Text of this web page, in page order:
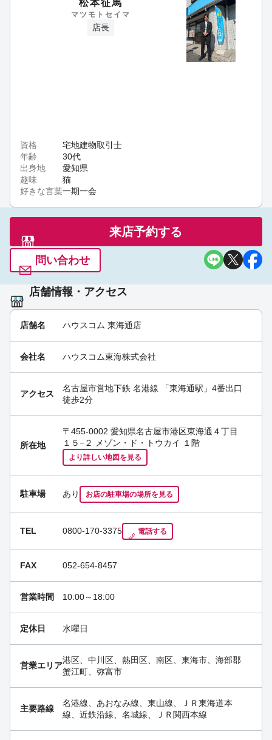
毎週水曜日以外は営業しております！[ハウスコム 東
06:42 pm Jul 27th
今週末はぜひお部屋探しにご来店ください！[ハウス
松本征馬
マツモトセイマ
店長
資格
宅地建物取引士
年齢
30代
出身地
愛知県
趣味
猫
好きな言葉一期一会
来店予約する
問い合わせ
店舗情報・アクセス
店舗名 ハウスコム 東海通店
会社名 ハウスコム東海株式会社
アクセス
名古屋市営地下鉄 名港線 「東海通駅 」4番出口
徒歩2分
所在地
〒455-0002 愛知県名古屋市港区東海通４丁目
１５−２ メゾン・ド・トウカイ １階
より詳しい地図を見る
駐車場 あり お店の駐車場の場所を見る
TEL 0800-170-3375 電話する
FAX 052-654-8457
営業時間 10:00～18:00
定休日 水曜日
営業エリア
港区、中川区、熱田区、南区、東海市、海部郡
蟹江町、弥富市
主要路線
名港線、あおなみ線、東山線、ＪＲ東海道本
線、近鉄沿線、名城線、ＪＲ関西本線